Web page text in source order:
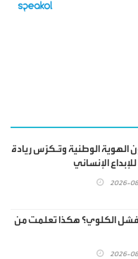
الهوية الوطنية وتُـكرّس ريادة
الإنساني
2026-
الكلوي؟ هكذا تعلمت من
2026-